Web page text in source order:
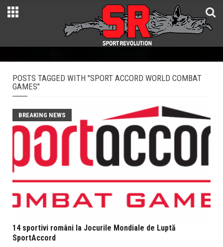
POSTS TAGGED WITH "SPORT ACCORD WORLD COMBAT
GAMES"
BREAKING NEWS
14 sportivi români la Jocurile Mondiale de Luptă
SportAccord